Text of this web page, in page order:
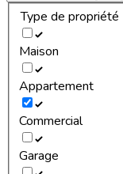
Type de propriété
Maison
Appartement
Commercial
Garage